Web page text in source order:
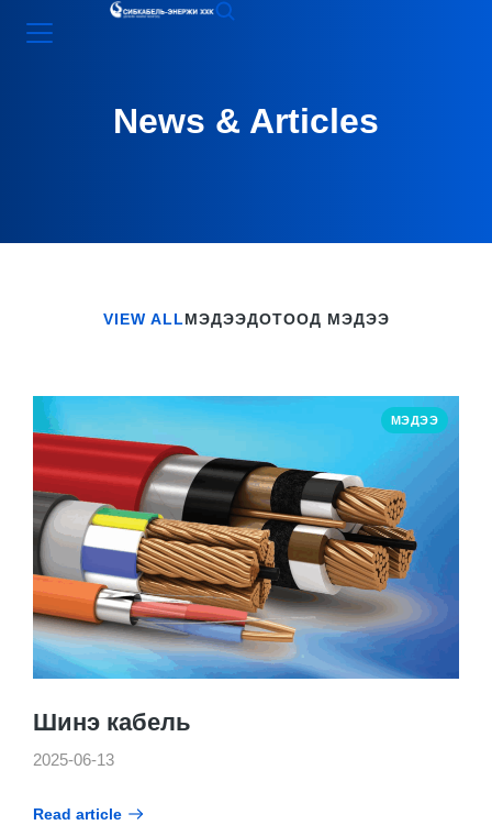
News & Articles
VIEW ALLМЭДЭЭДОТООД МЭДЭЭ
МЭДЭЭ
Шинэ кабель
2025-06-13
Read article